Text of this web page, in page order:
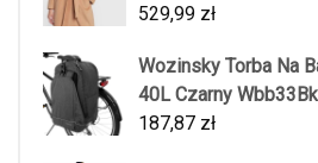
529,99 zł
Wozinsky Torba Na
40L Czarny Wbb33Bk
187,87 zł